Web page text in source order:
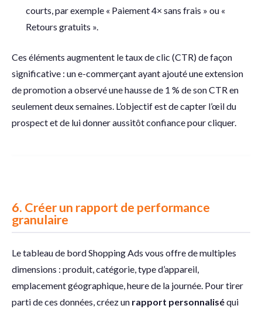
courts, par exemple « Paiement 4× sans frais » ou «
Retours gratuits ».
Ces éléments augmentent le taux de clic (CTR) de façon
significative : un e-commerçant ayant ajouté une extension
de promotion a observé une hausse de 1 % de son CTR en
seulement deux semaines. L’objectif est de capter l’œil du
prospect et de lui donner aussitôt confiance pour cliquer.
6. Créer un rapport de performance
granulaire
Le tableau de bord Shopping Ads vous offre de multiples
dimensions : produit, catégorie, type d’appareil,
emplacement géographique, heure de la journée. Pour tirer
parti de ces données, créez un rapport personnaliséqui